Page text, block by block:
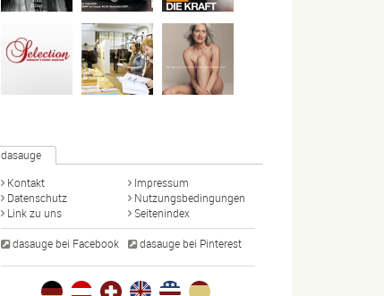
dasauge
Kontakt
Impressum
Datenschutz
Nutzungsbedingungen
Link zu uns
Seitenindex
dasauge bei Facebook dasauge bei Pinterest